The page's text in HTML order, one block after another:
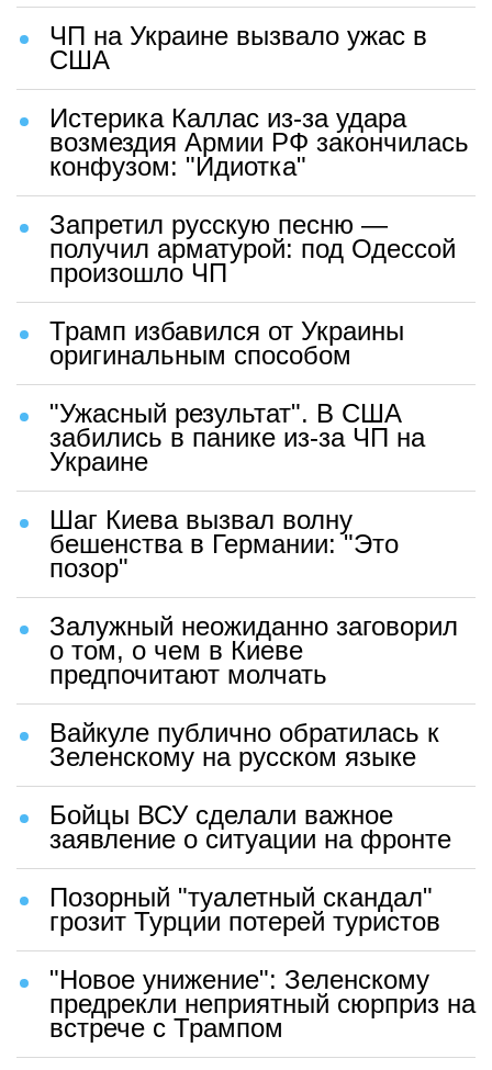
ЧП на Украине вызвало ужас в
США
Истерика Каллас из-за удара
возмездия Армии РФ закончилась
конфузом: "Идиотка"
Запретил русскую песню —
получил арматурой: под Одессой
произошло ЧП
Трамп избавился от Украины
оригинальным способом
"Ужасный результат". В США
забились в панике из-за ЧП на
Украине
Шаг Киева вызвал волну
бешенства в Германии: "Это
позор"
Залужный неожиданно заговорил
о том, о чем в Киеве
предпочитают молчать
Вайкуле публично обратилась к
Зеленскому на русском языке
Бойцы ВСУ сделали важное
заявление о ситуации на фронте
Позорный "туалетный скандал"
грозит Турции потерей туристов
"Новое унижение": Зеленскому
предрекли неприятный сюрприз на
встрече с Трампом